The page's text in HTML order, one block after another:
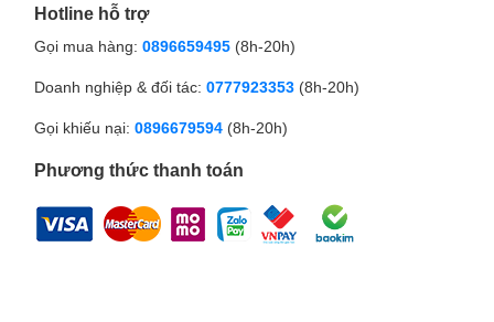
Hotline hỗ trợ
Gọi mua hàng: 0896659495 (8h-20h)
Doanh nghiệp & đối tác: 0777923353 (8h-20h)
Gọi khiếu nại: 0896679594 (8h-20h)
Phương thức thanh toán